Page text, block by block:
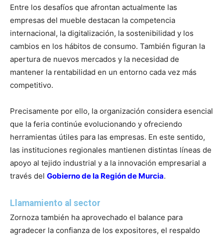
Entre los desafíos que afrontan actualmente las
empresas del mueble destacan la competencia
internacional, la digitalización, la sostenibilidad y los
cambios en los hábitos de consumo. También figuran la
apertura de nuevos mercados y la necesidad de
mantener la rentabilidad en un entorno cada vez más
competitivo.
Precisamente por ello, la organización considera esencial
que la feria continúe evolucionando y ofreciendo
herramientas útiles para las empresas. En este sentido,
las instituciones regionales mantienen distintas líneas de
apoyo al tejido industrial y a la innovación empresarial a
través del Gobierno de la Región de Murcia.
Llamamiento al sector
Zornoza también ha aprovechado el balance para
agradecer la confianza de los expositores, el respaldo